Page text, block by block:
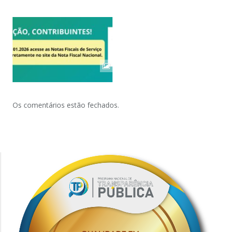
Os comentários estão fechados.